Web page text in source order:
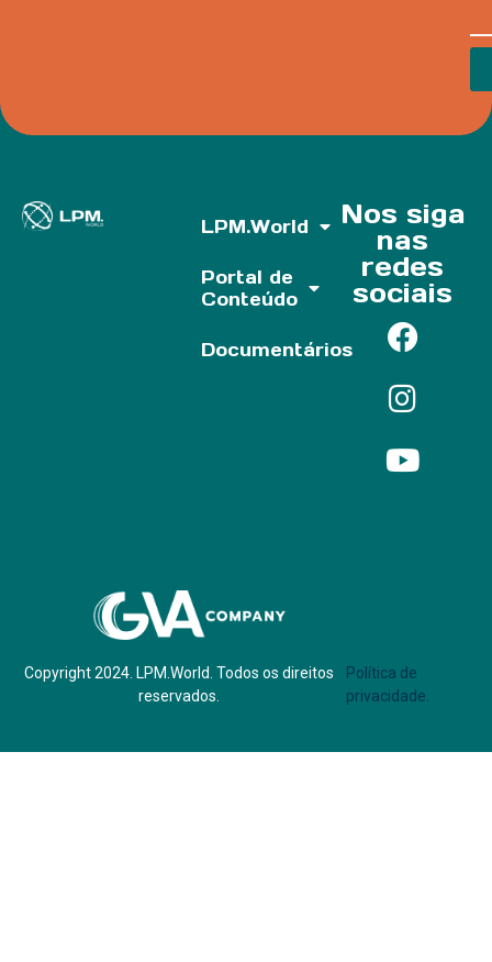
LPM.World
Portal de
Conteúdo
Documentários
Nos siga
nas
redes
sociais
Copyright 2024. LPM.World. Todos os direitos
reservados.
Política de
privacidade.